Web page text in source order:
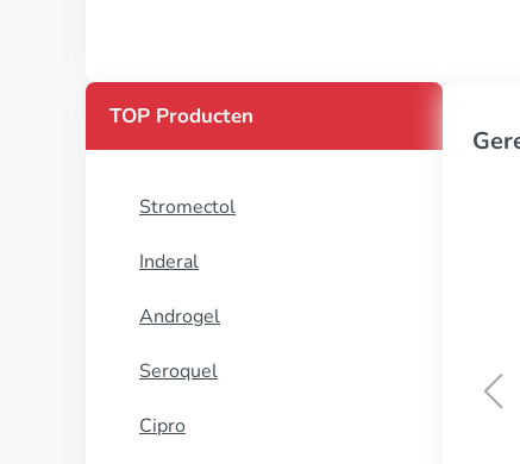
TOP Producten
Stromectol
Inderal
Androgel
Seroquel
Cipro